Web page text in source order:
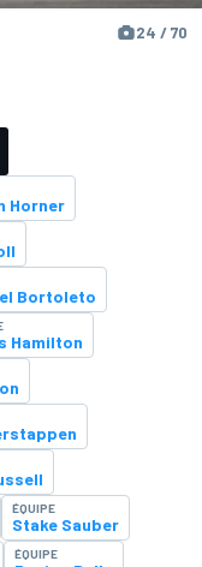
24 / 70
Horner
Bortoleto
Hamilton
ÉQUIPE
Stake Sauber
ÉQUIPE